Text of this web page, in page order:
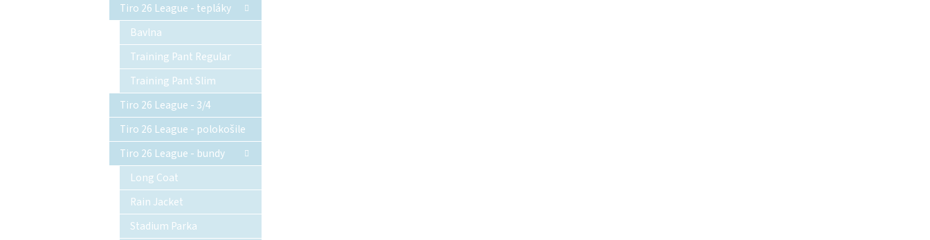
Tiro 26 League - tepláky
Bavlna
Training Pant Regular
Training Pant Slim
Tiro 26 League - 3/4
Tiro 26 League - polokošile
Tiro 26 League - bundy
Long Coat
Rain Jacket
Stadium Parka